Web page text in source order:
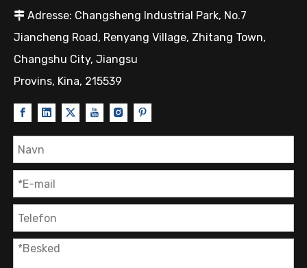
 Adresse: Changsheng Industrial Park, No.7
Jiancheng Road, Renyang Village, Zhitang Town,
Changshu City, Jiangsu
Provins, Kina, 215539